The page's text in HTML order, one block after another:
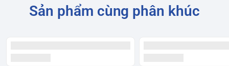
Sản phẩm cùng phân khúc